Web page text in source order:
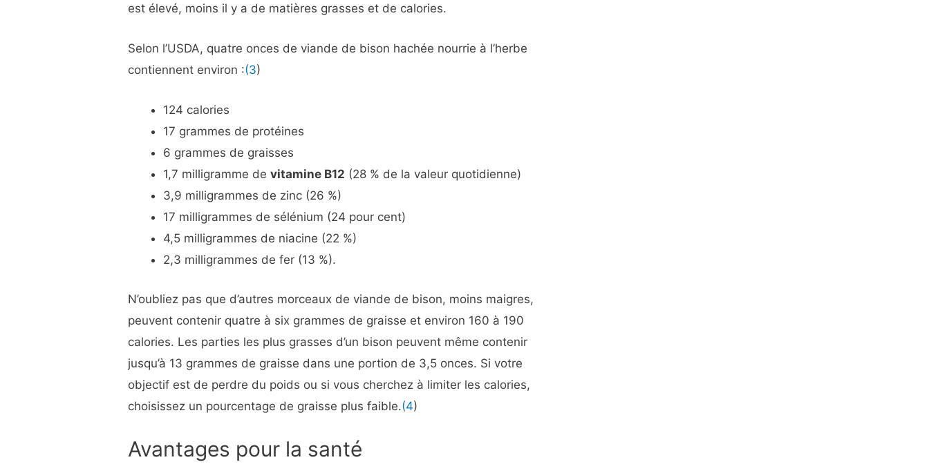
est élevé, moins il y a de matières grasses et de calories.
Selon l’USDA, quatre onces de viande de bison hachée nourrie à l’herbe
contiennent environ :(3)
124 calories
17 grammes de protéines
6 grammes de graisses
1,7 milligramme devitamine B12 (28 % de la valeur quotidienne)
3,9 milligrammes de zinc (26 %)
17 milligrammes de sélénium (24 pour cent)
4,5 milligrammes de niacine (22 %)
2,3 milligrammes de fer (13 %).
N’oubliez pas que d’autres morceaux de viande de bison, moins maigres,
peuvent contenir quatre à six grammes de graisse et environ 160 à 190
calories. Les parties les plus grasses d’un bison peuvent même contenir
jusqu’à 13 grammes de graisse dans une portion de 3,5 onces. Si votre
objectif est de perdre du poids ou si vous cherchez à limiter les calories,
choisissez un pourcentage de graisse plus faible.(4)
Avantages pour la santé